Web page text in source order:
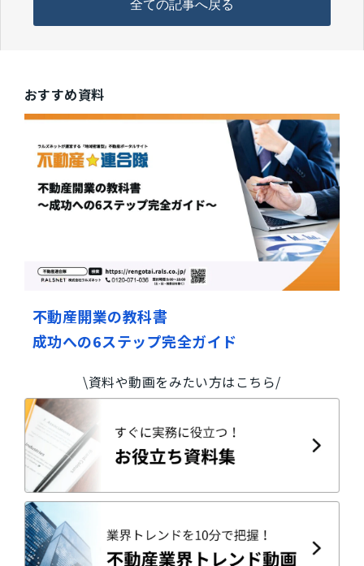
全ての記事へ戻る
おすすめ資料
不動産開業の教科書
成功への6ステップ完全ガイド
\資料や動画をみたい方はこちら/